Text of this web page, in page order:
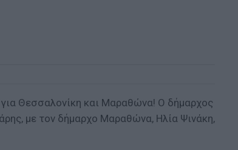
Θεσσαλονίκη και Μαραθώνα! Ο δήμαρχος
με τον δήμαρχο Μαραθώνα, Ηλία Ψινάκη,